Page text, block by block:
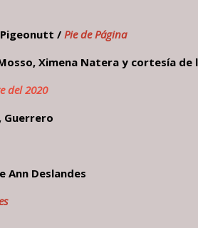
/Pie de Página
Ximena Natera y cortesía de
del 2020
Guerrero
Ann Deslandes